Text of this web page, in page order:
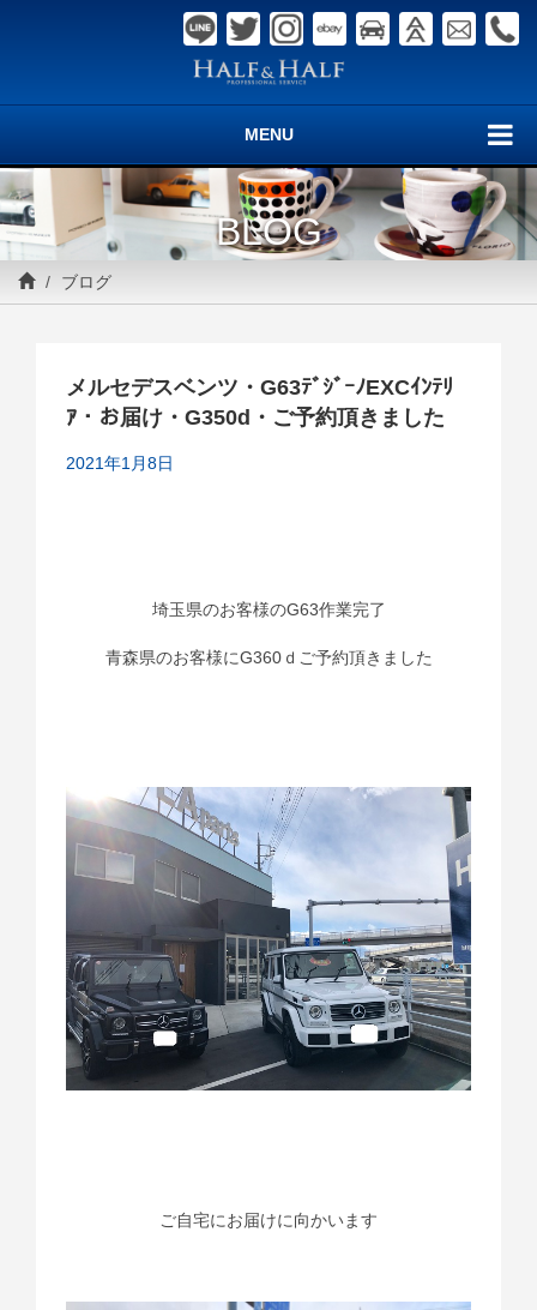
MENU
BLOG
ブログ
メルセデスベンツ・G63ﾃﾞｼﾞｰﾉEXCｲﾝﾃﾘ
ｱ・お届け・G350d・ご予約頂きました
2021年1月8日
埼玉県のお客様のG63作業完了
青森県のお客様にG360ｄご予約頂きました
ご自宅にお届けに向かいます